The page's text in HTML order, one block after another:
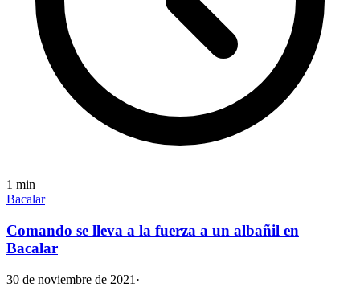
1 min
Bacalar
Comando se lleva a la fuerza a un albañil en
Bacalar
30 de noviembre de 2021 ·